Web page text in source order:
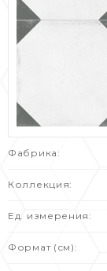
Фабрика:
Коллекция:
Ед. измерения:
Формат (см):